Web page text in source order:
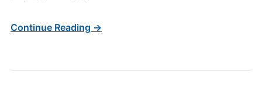
Continue Reading →